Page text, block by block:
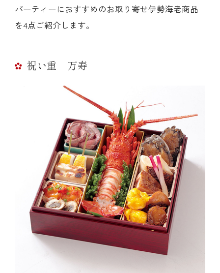
パーティーにおすすめのお取り寄せ伊勢海老商品
を4点ご紹介します。
祝い重 万寿